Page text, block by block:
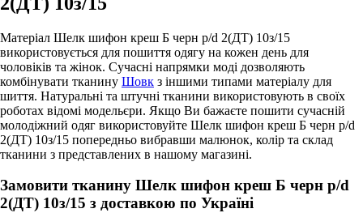
Матеріал Шелк шифон креш Б черн p/d 2(ДТ) 10з/15
використовується для пошиття одягу на кожен день для
чоловіків та жінок. Сучасні напрямки моді дозволяють
комбінувати тканину Шовк з іншими типами матеріалу для
шиття. Натуральні та штучні тканини використовують в своїх
роботах відомі модельєри. Якщо Ви бажаєте пошити сучасній
молодіжний одяг використовуйте Шелк шифон креш Б черн p/d
2(ДТ) 10з/15 попередньо вибравши малюнок, колір та склад
тканини з представлених в нашому магазині.
Замовити тканину Шелк шифон креш Б черн p/d
2(ДТ) 10з/15 з доставкою по Україні